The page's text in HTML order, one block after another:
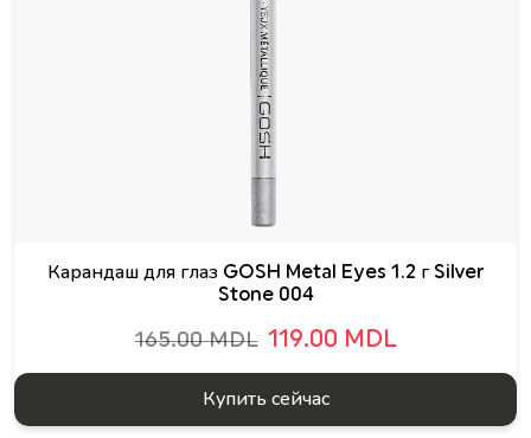
Карандаш для глаз GOSH Metal Eyes 1.2 г Silver
Stone 004
165.00 MDL 119.00 MDL
Купить сейчас